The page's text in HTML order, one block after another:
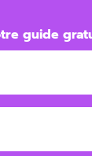
guide